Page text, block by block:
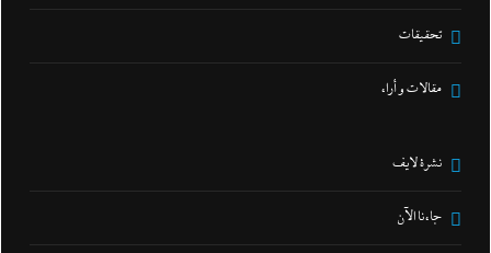
تحقيقات
مقالات و أراء
نشرة لايف
جاءنا الآن